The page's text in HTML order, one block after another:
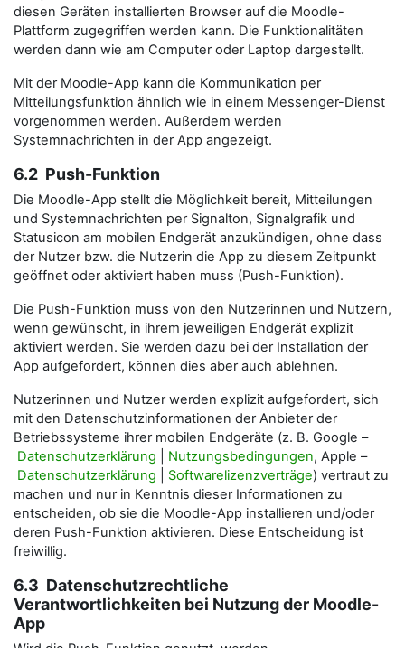
diesen Geräten installierten Browser auf die Moodle-
Plattform zugegriffen werden kann. Die Funktionalitäten
werden dann wie am Computer oder Laptop dargestellt.
Mit der Moodle-App kann die Kommunikation per
Mitteilungsfunktion ähnlich wie in einem Messenger-Dienst
vorgenommen werden. Außerdem werden
Systemnachrichten in der App angezeigt.
6.2 Push-Funktion
Die Moodle-App stellt die Möglichkeit bereit, Mitteilungen
und Systemnachrichten per Signalton, Signalgrafik und
Statusicon am mobilen Endgerät anzukündigen, ohne dass
der Nutzer bzw. die Nutzerin die App zu diesem Zeitpunkt
geöffnet oder aktiviert haben muss (Push-Funktion).
Die Push-Funktion muss von den Nutzerinnen und Nutzern,
wenn gewünscht, in ihrem jeweiligen Endgerät explizit
aktiviert werden. Sie werden dazu bei der Installation der
App aufgefordert, können dies aber auch ablehnen.
Nutzerinnen und Nutzer werden explizit aufgefordert, sich
mit den Datenschutzinformationen der Anbieter der
Betriebssysteme ihrer mobilen Endgeräte (z. B. Google –
Datenschutzerklärung
Nutzungsbedingungen, Apple –
Datenschutzerklärung
Softwarelizenzverträge) vertraut zu
machen und nur in Kenntnis dieser Informationen zu
entscheiden, ob sie die Moodle-App installieren und/oder
deren Push-Funktion aktivieren. Diese Entscheidung ist
freiwillig.
6.3 Datenschutzrechtliche
Verantwortlichkeiten bei Nutzung der Moodle-
App